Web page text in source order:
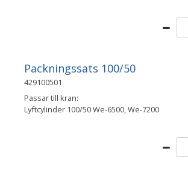
Packningssats 100/50
429100501
Passar till kran:
Lyftcylinder 100/50 We-6500, We-7200